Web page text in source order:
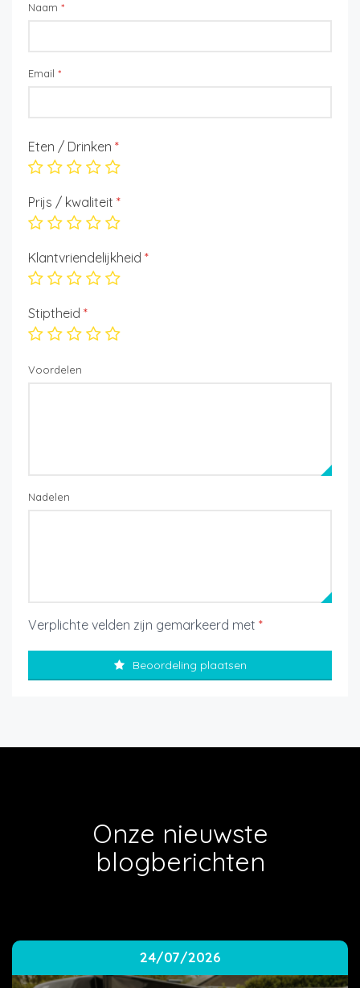
Naam *
Email *
Eten / Drinken *
Prijs / kwaliteit *
Klantvriendelijkheid *
Stiptheid *
Voordelen
Nadelen
Verplichte velden zijn gemarkeerd met *
Beoordeling plaatsen
Onze nieuwste
blogberichten
24/07/2026